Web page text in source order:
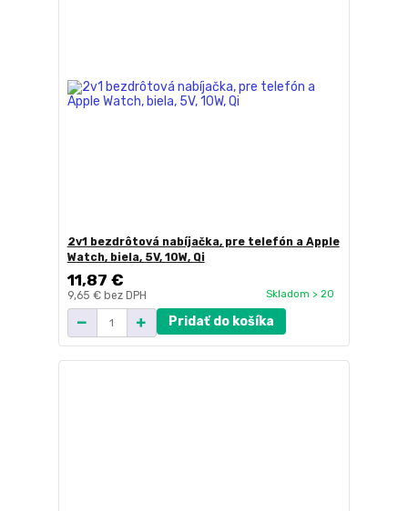
2v1 bezdrôtová nabíjačka, pre telefón a Apple
Watch, biela, 5V, 10W, Qi
11,87 €
9,65 € bez DPH Skladom > 20
Pridať do košíka